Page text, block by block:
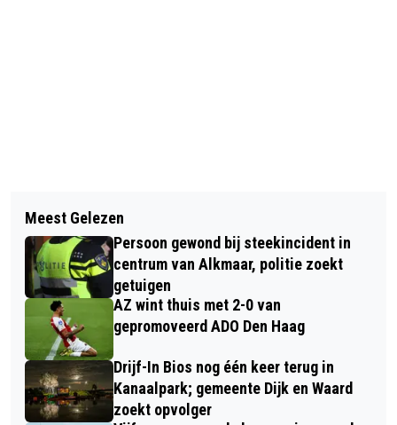
EXTRA DUINKAARTCONTROLES IN
HET NOORDHOLLANDS
DUINRESERVAAT
WIJKERTUNNEL AFGESLOTEN NA
ONGEVAL MET TEN MINSTE 5
VOERTUIGEN
Meest Gelezen
Persoon gewond bij steekincident in
centrum van Alkmaar, politie zoekt
getuigen
AZ wint thuis met 2-0 van
gepromoveerd ADO Den Haag
Drijf-In Bios nog één keer terug in
Kanaalpark; gemeente Dijk en Waard
zoekt opvolger